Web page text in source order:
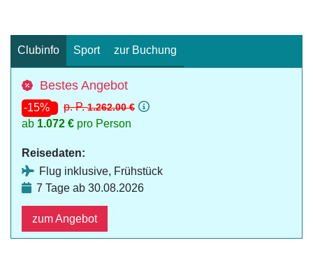
Clubinfo Sport zur Buchung
Bestes Angebot
-15% p. P.1.262.00 €
ab 1.072 € pro Person
Reisedaten:
Flug inklusive, Frühstück
7 Tage ab 30.08.2026
zum Angebot